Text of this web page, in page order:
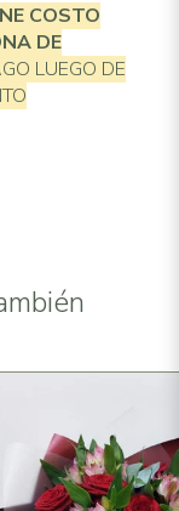
COSTO
DE
LUEGO DE